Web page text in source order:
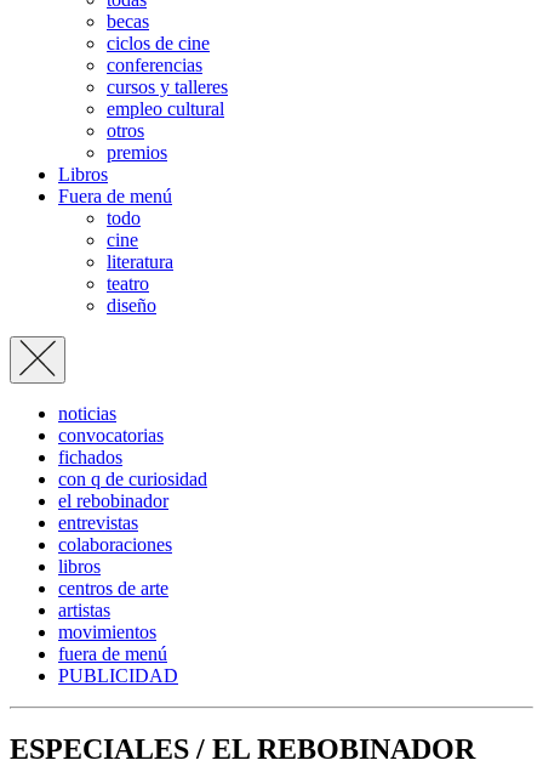
becas
ciclos de cine
conferencias
cursos y talleres
empleo cultural
otros
premios
Libros
Fuera de menú
todo
cine
literatura
teatro
diseño
noticias
convocatorias
fichados
con q de curiosidad
el rebobinador
entrevistas
colaboraciones
libros
centros de arte
artistas
movimientos
fuera de menú
PUBLICIDAD
ESPECIALES / EL REBOBINADOR